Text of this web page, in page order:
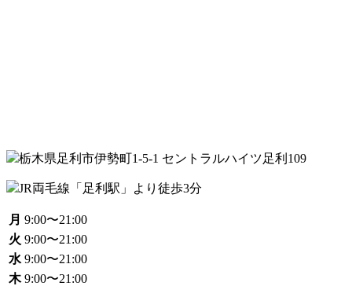
栃木県足利市伊勢町1-5-1 セントラルハイツ足利109
JR両⽑線「⾜利駅」より徒歩3分
月 9:00〜21:00
火 9:00〜21:00
水 9:00〜21:00
木 9:00〜21:00